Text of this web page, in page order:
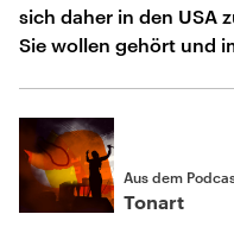
sich daher in den USA
Sie wollen gehört und
Aus dem
Tonart